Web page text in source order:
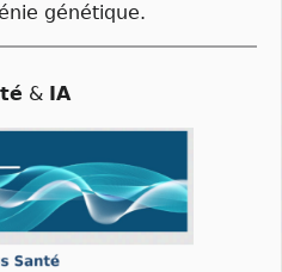
génétique.
& IA